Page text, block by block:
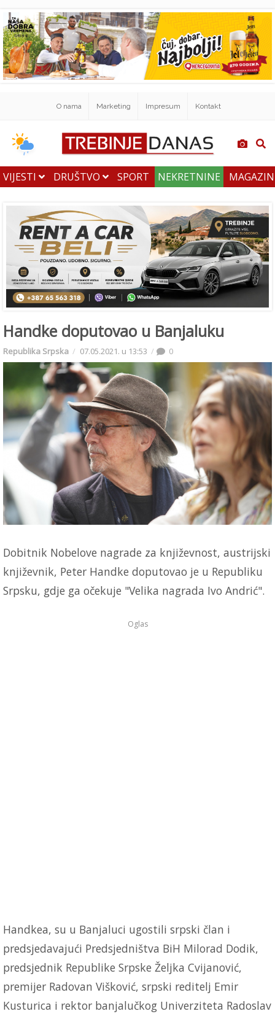
O nama Marketing Impresum Kontakt
VIJESTI DRUŠTVO SPORT NEKRETNINE
Handke doputovao u Banjaluku
Republika Srpska 07.05.2021. u 13:53 0
Dobitnik Nobelove nagrade za književnost, austrijski
književnik, Peter Handke doputovao je u Republiku
Srpsku, gdje ga očekuje "Velika nagrada Ivo Andrić".
Oglas
Handkea, su u Banjaluci ugostili srpski član i
predsjedavajući Predsjedništva BiH Milorad Dodik,
predsjednik Republike Srpske Željka Cvijanović,
premijer Radovan Višković, srpski reditelj Emir
Kusturica i rektor banjalučkog Univerziteta Radoslav